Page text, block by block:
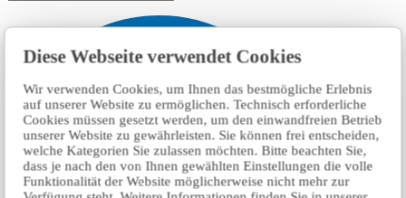
Diese Webseite verwendet Cookies
Wir verwenden Cookies, um Ihnen das bestmögliche Erlebnis
auf unserer Website zu ermöglichen. Technisch erforderliche
Cookies müssen gesetzt werden, um den einwandfreien Betrieb
unserer Website zu gewährleisten. Sie können frei entscheiden,
welche Kategorien Sie zulassen möchten. Bitte beachten Sie,
dass je nach den von Ihnen gewählten Einstellungen die volle
Funktionalität der Website möglicherweise nicht mehr zur